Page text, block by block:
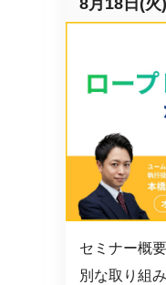
セミナー概
別な取り組